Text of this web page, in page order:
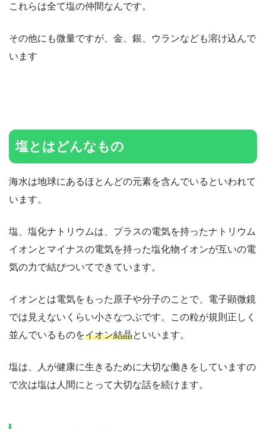
これらは全て塩の仲間なんです。
その他にも微量ですが、金、銀、ウランなども溶け込んで
います
塩とはどんなもの
海水は地球にあるほとんどの元素を含んでいるといわれて
います。
塩、塩化ナトリウムは、プラスの電気を持ったナトリウム
イオンとマイナスの電気を持った塩化物イオンが互いの電
気の力で結びついてできています。
イオンとは電気をもった原子や分子のことで、電子顕微鏡
では見えないくらい小さなつぶです。この粒が規則正しく
並んでいるものをイオン結晶といいます。
塩は、人が健康に生きるために大切な働きをしていますの
で次は塩は人間にとって大切な話を続けます。